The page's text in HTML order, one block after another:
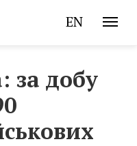
EN
за добу